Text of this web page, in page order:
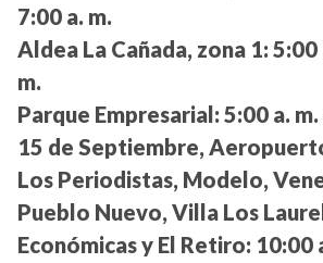
7:00 a. m.
Aldea La Cañada, zona 1: 5:00
m.
Parque Empresarial: 5:00 a.
15 de Septiembre,
Los Periodistas, Modelo,
Pueblo Nuevo, Villa Los
Económicas y El Retiro: 10:00